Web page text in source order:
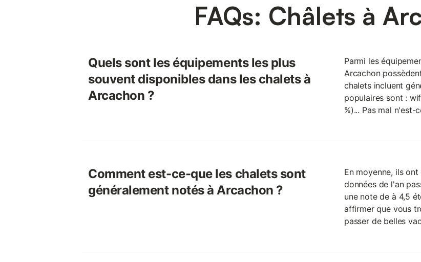
FAQs: Châlets à
Quels sont les équipements les plus
souvent disponibles dans les chalets à
Arcachon ?
Parmi les
Arcachon
chalets incluent
populaires sont :
%)... Pas mal n'est-
Comment est-ce-que les chalets sont
généralement notés à Arcachon ?
En moyenne, ils
données de l'an
une note de à 4,5
affirmer que vous
passer de belles